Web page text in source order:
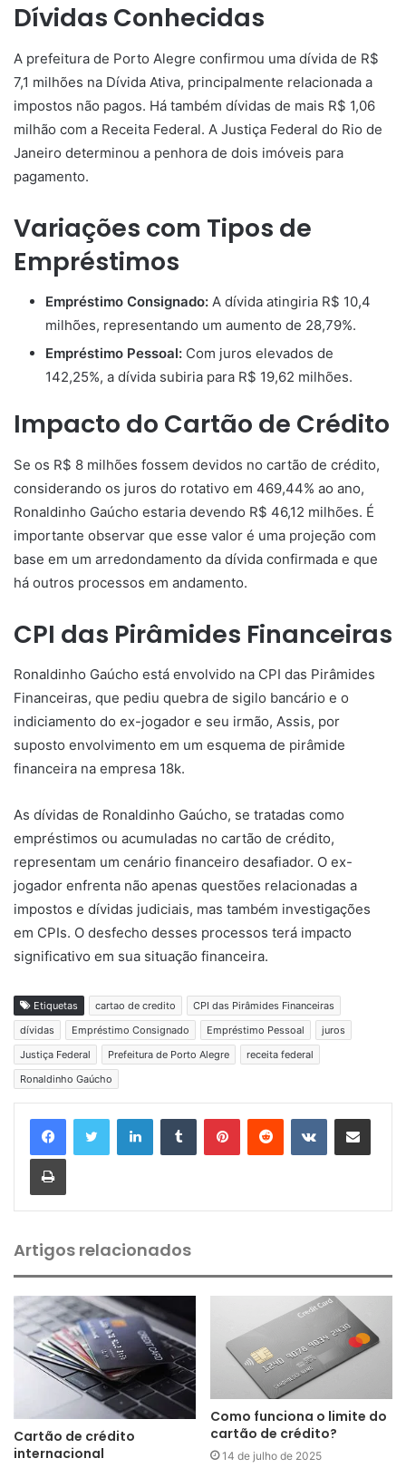
Dívidas Conhecidas
A prefeitura de Porto Alegre confirmou uma dívida de R$
7,1 milhões na Dívida Ativa, principalmente relacionada a
impostos não pagos. Há também dívidas de mais R$ 1,06
milhão com a Receita Federal. A Justiça Federal do Rio de
Janeiro determinou a penhora de dois imóveis para
pagamento.
Variações com Tipos de
Empréstimos
Empréstimo Consignado: A dívida atingiria R$ 10,4
milhões, representando um aumento de 28,79%.
Empréstimo Pessoal: Com juros elevados de
142,25%, a dívida subiria para R$ 19,62 milhões.
Impacto do Cartão de Crédito
Se os R$ 8 milhões fossem devidos no cartão de crédito,
considerando os juros do rotativo em 469,44% ao ano,
Ronaldinho Gaúcho estaria devendo R$ 46,12 milhões. É
importante observar que esse valor é uma projeção com
base em um arredondamento da dívida confirmada e que
há outros processos em andamento.
CPI das Pirâmides Financeiras
Ronaldinho Gaúcho está envolvido na CPI das Pirâmides
Financeiras, que pediu quebra de sigilo bancário e o
indiciamento do ex-jogador e seu irmão, Assis, por
suposto envolvimento em um esquema de pirâmide
financeira na empresa 18k.
As dívidas de Ronaldinho Gaúcho, se tratadas como
empréstimos ou acumuladas no cartão de crédito,
representam um cenário financeiro desafiador. O ex-
jogador enfrenta não apenas questões relacionadas a
impostos e dívidas judiciais, mas também investigações
em CPIs. O desfecho desses processos terá impacto
significativo em sua situação financeira.
Etiquetas cartao de credito
CPI das Pirâmides Financeiras
dívidas
Empréstimo Consignado Empréstimo Pessoal
juros
Justiça Federal
Prefeitura de Porto Alegre
receita federal
Ronaldinho Gaúcho
Artigos relacionados
Cartão de crédito
internacional
Como funciona o limite do
cartão de crédito?
14 de julho de 2025